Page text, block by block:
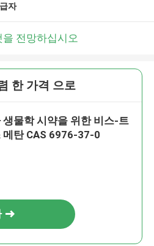
자
을 전망하십시오
한 가격 으로
생물학 시약을 위한 비스-트
메탄 CAS 6976-37-0